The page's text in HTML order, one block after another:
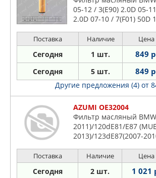
05-12 / 3(E90) 2.0D 05-
2.0D 07-10 / 7(F01) 50D
Поставка Наличие Цена
Сегодня 1 шт. 849
Сегодня 5 шт. 849
Другие предложения (4) от
AZUMI OE32004
Фильтр масляный
2011)/120dE81/E87
2013)/123dE87(2007-
2014)/320dE9/E90(2005-
Поставка Наличие Цена
Сегодня 2 шт. 1 021